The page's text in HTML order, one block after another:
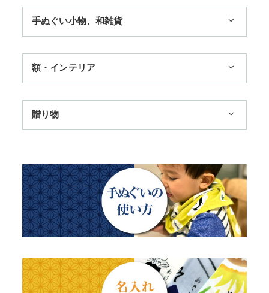
3,300円まで
季節のおすすめ
浮世絵・名画名作・古典
四季
動物・その他
江戸小紋・総柄・無地
藍染め・絞り染め
手ぬぐい小物、和雑貨
扇子
赤ちゃん甚平
ステーショナリー
額・インテリア
TokyoTokyo選定商品
のれん
贈り物
母の日ギフト
父の日ギフト
結婚祝い
出産祝い
秋のギフト